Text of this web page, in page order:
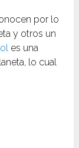
por lo
y otros un
es una
lo cual